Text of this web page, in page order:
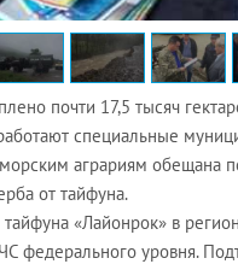
почти 17,5 тысяч
специальные
аграриям обещана
от тайфуна.
«Лайонрок» в
федерального уровня.